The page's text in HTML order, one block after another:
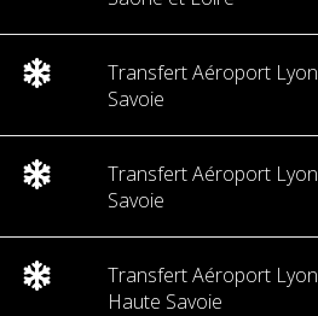
Transfert Aéroport Lyon
Savoie
Transfert Aéroport Lyon
Savoie
Transfert Aéroport Lyon
Haute Savoie